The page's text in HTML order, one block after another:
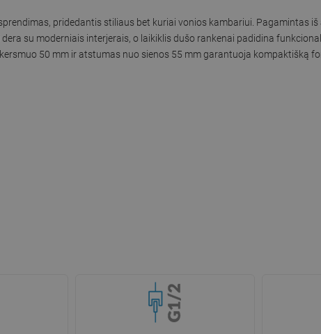
pridedantis stiliaus bet kuriai vonios kambariui. Pagamintas
su moderniais interjerais, o laikiklis dušo rankenai padidina
50 mm ir atstumas nuo sienos 55 mm garantuoja kompaktišką